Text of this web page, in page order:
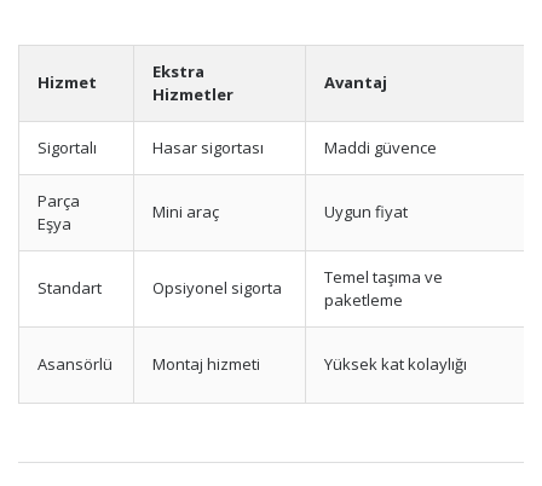
Hizmet
Ekstra
Hizmetler
Avantaj
Sigortalı Hasar sigortası Maddi güvence
Parça
Eşya
Mini araç Uygun fiyat
Standart Opsiyonel sigorta
Temel taşıma ve
paketleme
Asansörlü Montaj hizmeti Yüksek kat kolaylığı